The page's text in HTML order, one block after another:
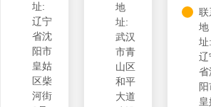
址:
辽宁
省沈
阳市
皇姑
区柴
河街
地
址:
武汉
市青
山区
和平
大道
联
地
址:
辽
省